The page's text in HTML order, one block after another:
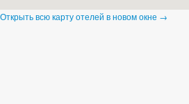
Открыть всю карту отелей в новом окне →